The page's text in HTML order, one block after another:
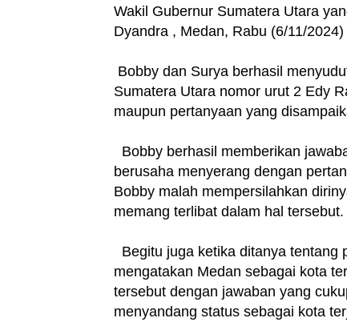
Wakil Gubernur Sumatera Utara
Dyandra , Medan, Rabu (6/11/
Bobby dan Surya berhasil
Sumatera Utara nomor urut 2 Edy
maupun pertanyaan yang
Bobby berhasil memberikan
berusaha menyerang dengan
Bobby malah mempersilahkan
memang terlibat dalam hal tersebut.
Begitu juga ketika ditanya tentang
mengatakan Medan sebagai kota
tersebut dengan jawaban yang
menyandang status sebagai kota